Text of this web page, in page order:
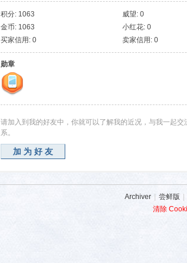
积分: 1063
威望: 0
金币: 1063
小红花: 0
买家信用: 0
卖家信用: 0
勋章
请加入到我的好友中，你就可以了解我的近况，与我一起交
系。
加为好友
Archiver 尝鲜版
清除